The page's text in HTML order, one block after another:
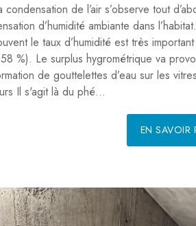
condensation de l’air s’observe tout
d’humidité ambiante dans
le taux d’humidité est très
%). Le surplus hygrométrique va
de gouttelettes d’eau sur les
Il s'agit là du phé...
EN SAVOIR